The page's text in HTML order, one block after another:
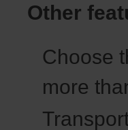
Other
Choose
more